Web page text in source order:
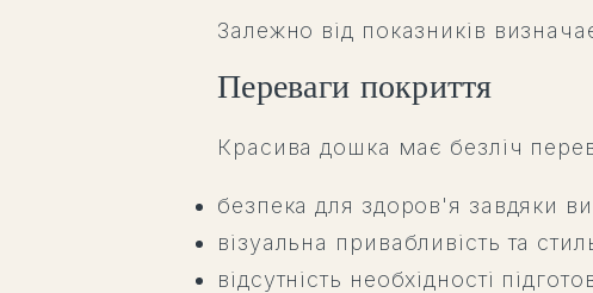
Залежно від показників
Переваги покриття
Красива дошка має безліч
безпека для здоров'я завдяки
візуальна привабливість та
відсутність необхідності